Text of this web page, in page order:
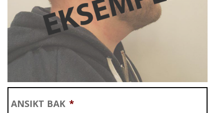
ANSIKT BAK *